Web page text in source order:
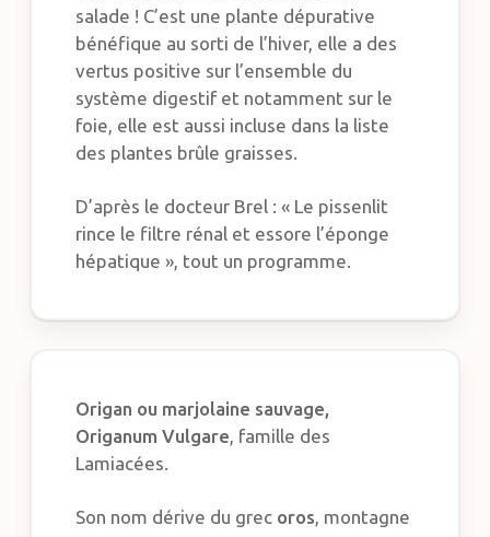
salade ! C’est une plante dépurative
bénéfique au sorti de l’hiver, elle a des
vertus positive sur l’ensemble du
système digestif et notamment sur le
foie, elle est aussi incluse dans la liste
des plantes brûle graisses.
D’après le docteur Brel : « Le pissenlit
rince le filtre rénal et essore l’éponge
hépatique », tout un programme.
Origan ou marjolaine sauvage,
Origanum Vulgare, famille des
Lamiacées.
Son nom dérive du grec oros, montagne